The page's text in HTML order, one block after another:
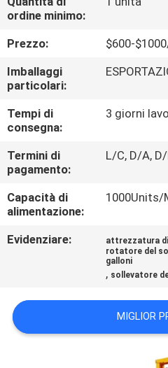
CONTROLLO
DI
QUALITÀ
CONTATTICI
NOTIZIE
UNA
MAPPA
DEL
ordine minimo:
Prezzo:
$600-
Imballaggi
particolari:
Tempi di
consegna:
3 giorni
Termini di
pagamento:
L/C, D/A,
Capacità di
alimentazione:
1000Units/
Evidenziare: attrezzatura
rotatore del
galloni
, sollevatore
MIGLIOR